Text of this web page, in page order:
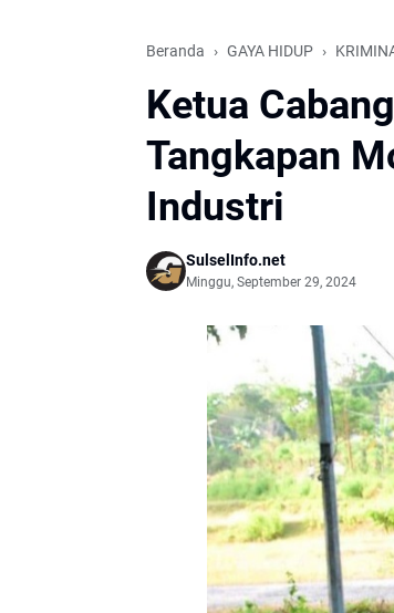
Beranda GAYA HIDUP
Ketua
Tangkapan
Industri
SulselInfo.net
Minggu, September 29, 2024